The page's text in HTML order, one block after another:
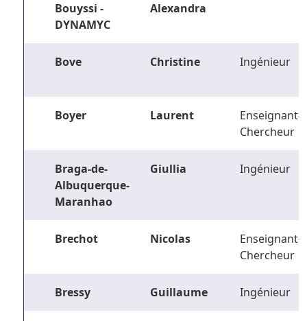
Bouyssi -
DYNAMYC
Alexandra
Bove Christine Ingénieur
Boyer Laurent
Enseignant-
Chercheur
Braga-de-
Albuquerque-
Maranhao
Giullia Ingénieur
Brechot Nicolas
Enseignant-
Chercheur
Bressy Guillaume Ingénieur